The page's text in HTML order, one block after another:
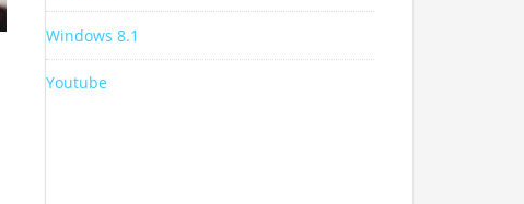
Windows 8.1
Youtube